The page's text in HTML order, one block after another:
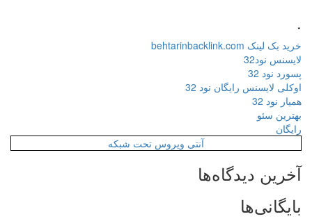
خرید بک لینک behtarinbacklink.com
لایسنس نود32
پسورد نود 32
اوکلی لایسنس رایگان نود 32
همیار نود 32
بهترین سئو
رایگان
آنتی ویروس تحت شبکه
آخرین دیدگاه‌ها
بایگانی‌ها